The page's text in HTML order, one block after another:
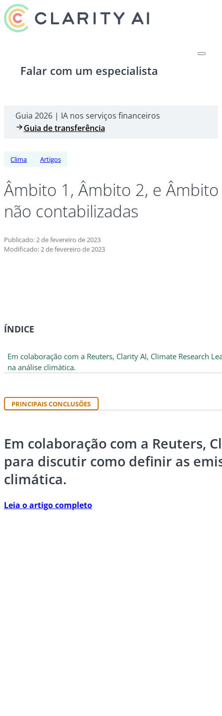
Falar com um especialista
Guia 2026 | IA nos serviços financeiros
Guia de transferência
Clima Artigos
Âmbito 1, Âmbito 2, e
não contabilizadas
Publicado: 2 de fevereiro de 2023
Modificado: 2 de fevereiro de 2023
ÍNDICE
Em colaboração com a Reuters, Clarity AI, Climate Research
na análise climática.
PRINCIPAIS CONCLUSÕES
Em colaboração com a Reuters,
para discutir como definir as
climática.
Leia o artigo completo